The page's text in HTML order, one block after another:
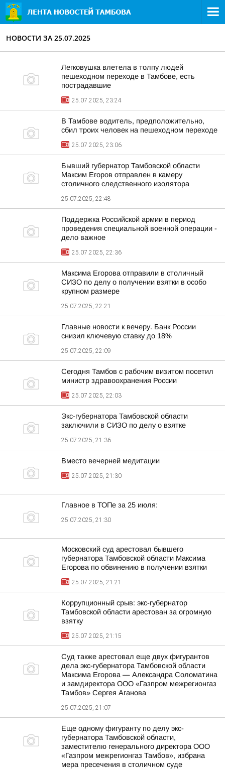
НОВОСТИ ЗА 25.07.2025
Легковушка влетела в толпу людей
пешеходном переходе в Тамбове, есть
пострадавшие
25.07.2025, 23:24
В Тамбове водитель, предположительно,
сбил троих человек на пешеходном переходе
25.07.2025, 23:06
Бывший губернатор Тамбовской области
Максим Егоров отправлен в камеру
столичного следственного изолятора
25.07.2025, 22:48
Поддержка Российской армии в период
проведения специальной военной операции -
дело важное
25.07.2025, 22:36
Максима Егорова отправили в столичный
СИЗО по делу о получении взятки в особо
крупном размере
25.07.2025, 22:21
Главные новости к вечеру. Банк России
снизил ключевую ставку до 18%
25.07.2025, 22:09
Сегодня Тамбов с рабочим визитом посетил
министр здравоохранения России
25.07.2025, 22:03
Экс-губернатора Тамбовской области
заключили в СИЗО по делу о взятке
25.07.2025, 21:36
Вместо вечерней медитации
25.07.2025, 21:30
Главное в ТОПе за 25 июля:
25.07.2025, 21:30
Московский суд арестовал бывшего
губернатора Тамбовской области Максима
Егорова по обвинению в получении взятки
25.07.2025, 21:21
Коррупционный срыв: экс-губернатор
Тамбовской области арестован за огромную
взятку
25.07.2025, 21:15
Суд также арестовал еще двух фигурантов
дела экс-губернатора Тамбовской области
Максима Егорова — Александра Соломатина
и замдиректора ООО «Газпром межрегионгаз
Тамбов» Сергея Аганова
25.07.2025, 21:07
Еще одному фигуранту по делу экс-
губернатора Тамбовской области,
заместителю генерального директора ООО
«Газпром межрегионгаз Тамбов», избрана
мера пресечения в столичном суде